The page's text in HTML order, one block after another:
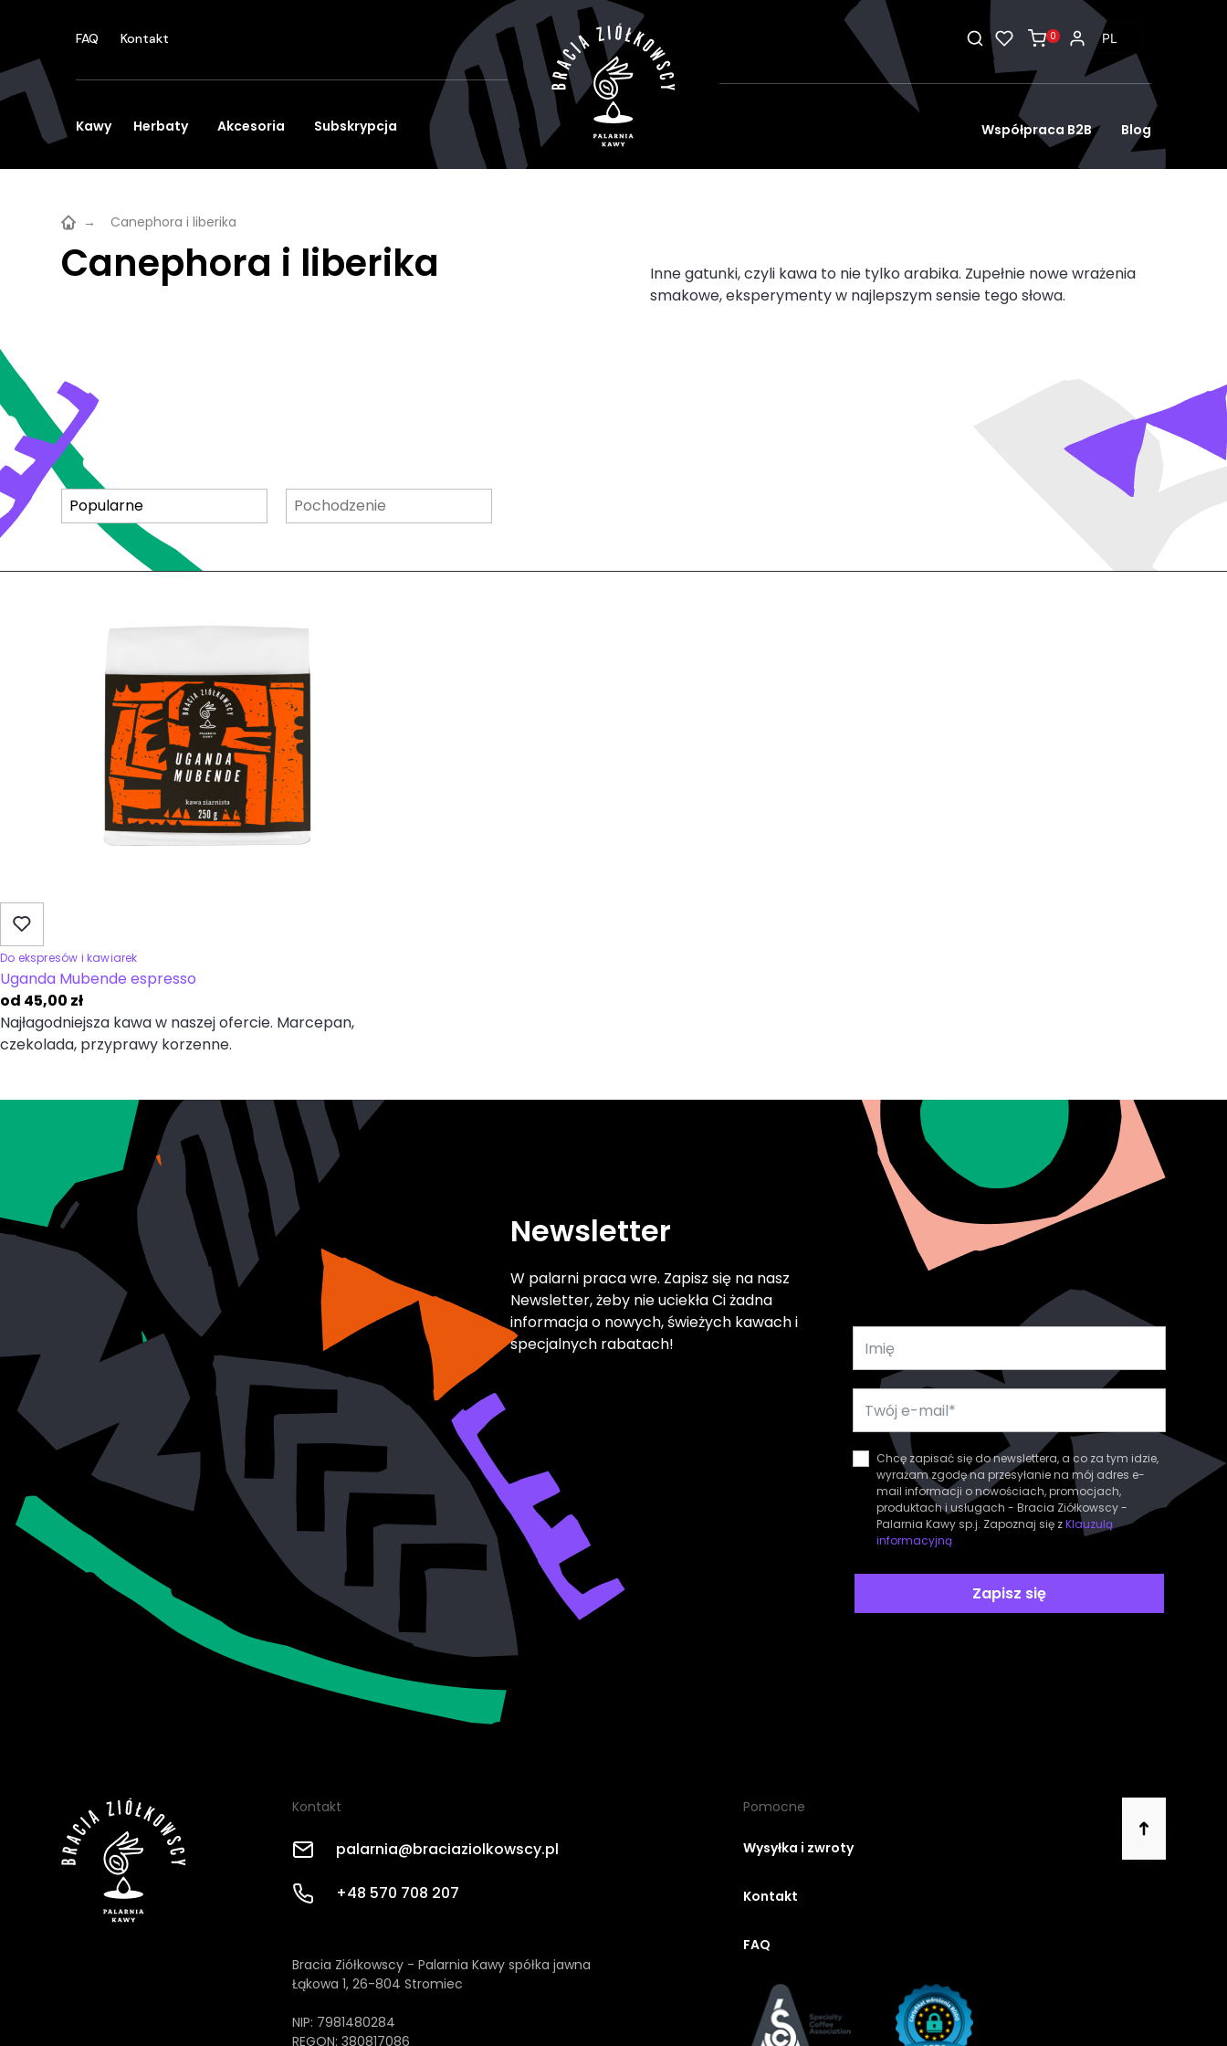
FAQ Kontakt
Kawy Herbaty Akcesoria Subskrypcja
0
PL
EN
Współpraca B2B Blog
→ Canephora i liberika
Canephora i liberika
Inne gatunki, czyli kawa to nie tylko arabika. Zupełnie nowe wrażenia
smakowe, eksperymenty w najlepszym sensie tego słowa.
Sortuj
Popularne
Sortuj Pochodzenie
Pochodzenie
Do ekspresów i kawiarek
Uganda Mubende espresso
od 45,00 zł
Najłagodniejsza kawa w naszej ofercie. Marcepan,
czekolada, przyprawy korzenne.
Newsletter
W palarni praca wre. Zapisz się na nasz
Newsletter, żeby nie uciekła Ci żadna
informacja o nowych, świeżych kawach i
specjalnych rabatach!
Chcę zapisać się do newslettera, a co za tym idzie,
wyrażam zgodę na przesyłanie na mój adres e-
mail informacji o nowościach, promocjach,
produktach i usługach - Bracia Ziółkowscy -
Palarnia Kawy sp.j. Zapoznaj się zKlauzulą
informacyjną
Zapisz się
Kontakt
palarnia@braciaziolkowscy.pl
+48 570 708 207
Bracia Ziółkowscy - Palarnia Kawy spółka jawna
Łąkowa 1, 26-804 Stromiec
NIP: 7981480284
REGON: 380817086
Pomocne
Wysyłka i zwroty
Kontakt
FAQ